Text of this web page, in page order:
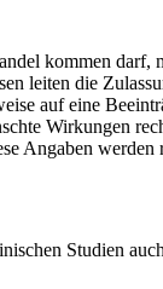
kommen darf,
leiten die
auf eine
Wirkungen
werden
Studien